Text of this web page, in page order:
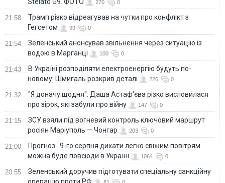
270 0
21:58
Трамп різко відреагував на чутки про конфлікт з
Гегсетом
99 0
21:54
Зеленський анонсував звільнення через ситуацію із
водою в Марганці
100 0
21:43
В Україні розподіляти електроенергію будуть по-
новому: Шмигаль розкрив деталі
226 0
21:32
"Я доначу щодня": Даша Астаф'єва різко висловилася
про зірок, які забули про війну
147 0
21:15
ЗСУ взяли під вогневий контроль ключовий маршрут
росіян Маріуполь — Чонгар
203 0
21:00
Прогноз: 9-го серпня дихати легко свіжим повітрям
можна буде повсюди в Україні
1064 0
20:55
Зеленський доручив підготувати спеціальну санкційну